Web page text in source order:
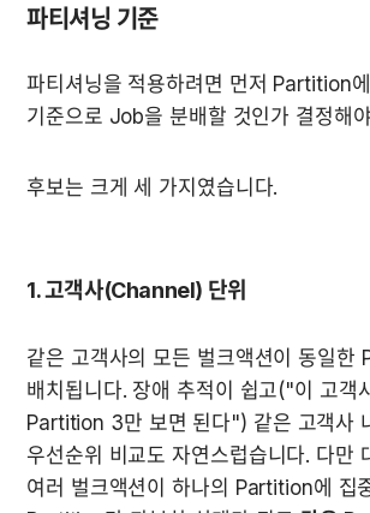
파티셔닝 기준
파티셔닝을 적용하려면 먼저 Partition
기준으로 Job을 분배할 것인가 결정해
후보는 크게 세 가지였습니다.
1. 고객사(Channel) 단위
같은 고객사의 모든 벌크액션이 동일한
배치됩니다. 장애 추적이 쉽고("이 고객
Partition 3만 보면 된다") 같은 고객사
우선순위 비교도 자연스럽습니다. 다만
여러 벌크액션이 하나의 Partition에 집